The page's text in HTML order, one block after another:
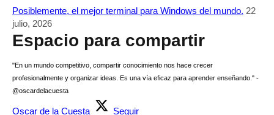
Posiblemente, el mejor terminal para Windows del mundo. 22
julio, 2026
Espacio para compartir
"En un mundo competitivo, compartir conocimiento nos hace crecer
profesionalmente y organizar ideas. Es una vía eficaz para aprender enseñando." -
@oscardelacuesta
Oscar de la Cuesta Seguir